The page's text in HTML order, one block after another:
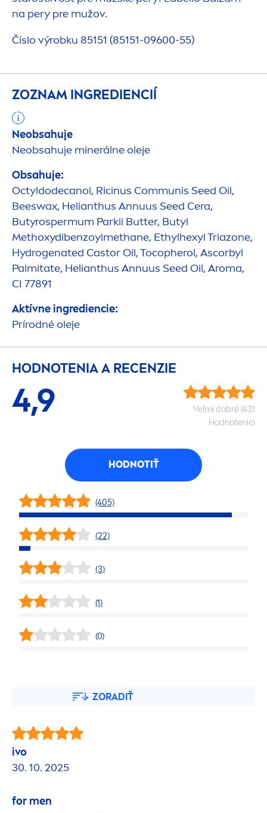
na pery pre mužov.
Číslo výrobku 85151 (85151-09600-55)
ZOZNAM INGREDIENCIÍ
Neobsahuje
Neobsahuje minerálne oleje
Obsahuje:
Octyldodecanol, Ricinus Communis Seed Oil,
Beeswax, Helianthus Annuus Seed Cera,
Butyrospermum Parkii Butter, Butyl
Methoxydibenzoylmethane, Ethylhexyl Triazone,
Hydrogenated Castor Oil, Tocopherol, Ascorbyl
Palmitate, Helianthus Annuus Seed Oil, Aroma,
CI 77891
Aktívne ingrediencie:
Prírodné oleje
HODNOTENIA A RECENZIE
4,9
Veľmi dobré (431
Hodnotenie)
HODNOTIŤ
(405)
(22)
(3)
(1)
(0)
ZORADIŤ
ivo
30. 10. 2025
for men